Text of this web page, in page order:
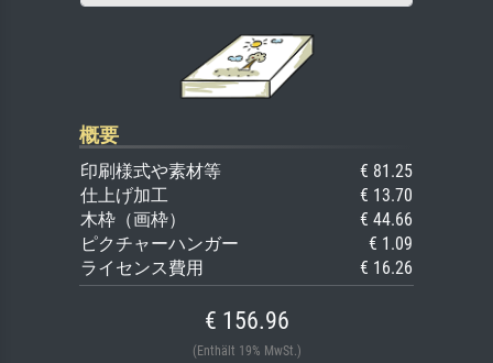
概要
印刷様式や素材等
€ 81.25
仕上げ加工
€ 13.70
木枠（画枠）
€ 44.66
ピクチャーハンガー
€ 1.09
ライセンス費用
€ 16.26
€ 156.96
(Enthält 19% MwSt.)